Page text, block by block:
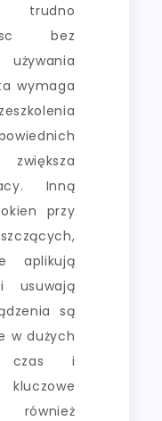
trudno
bez
wymaga
Inną
przy
aplikują
usuwają
są
w dużych
czas i
również